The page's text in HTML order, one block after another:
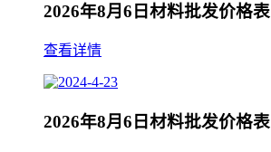
2026年8月6日材料批发价格表
查看详情
2026年8月6日材料批发价格表